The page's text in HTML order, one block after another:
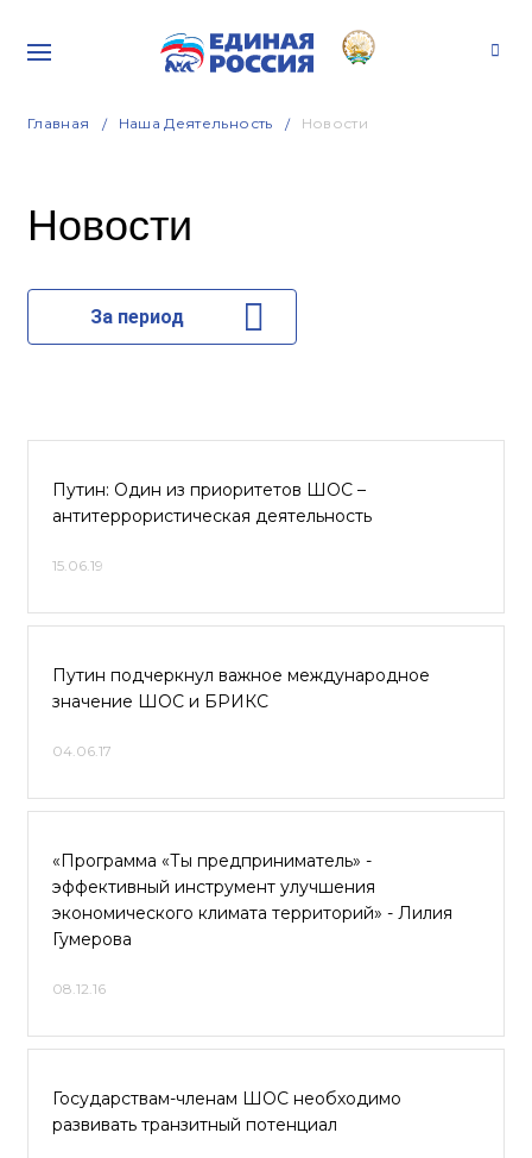
Главная Наша Деятельность Новости
Новости
За период
Путин: Один из приоритетов ШОС –
антитеррористическая деятельность
15.06.19
Путин подчеркнул важное международное
значение ШОС и БРИКС
04.06.17
«Программа «Ты предприниматель» -
эффективный инструмент улучшения
экономического климата территорий» - Лилия
Гумерова
08.12.16
Государствам-членам ШОС необходимо
развивать транзитный потенциал